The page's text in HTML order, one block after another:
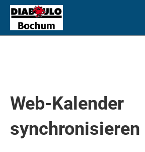
Web-Kalender
synchronisieren